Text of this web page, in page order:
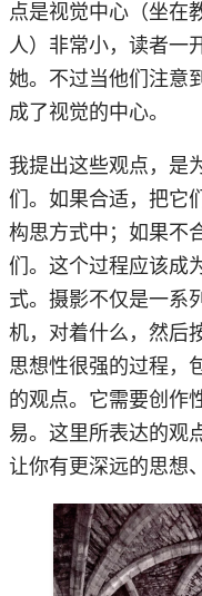
点是视觉中心（坐在
人）非常小，读者一
她。不过当他们注意
成了视觉的中心。
我提出这些观点，是
们。如果合适，把它
构思方式中；如果不
们。这个过程应该成
式。摄影不仅是一系
机，对着什么，然后
思想性很强的过程，
的观点。它需要创作
易。这里所表达的观
让你有更深远的思想